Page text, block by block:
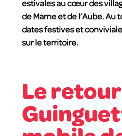
estivales au cœur des
de Marne et de l’Aube. Au
dates festives et
sur le territoire.
Le